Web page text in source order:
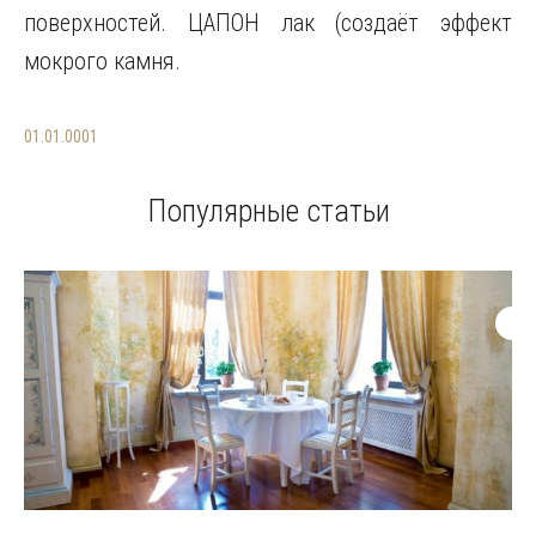
поверхностей. ЦАПОН лак (создаёт эффект
мокрого камня.
01.01.0001
Популярные статьи